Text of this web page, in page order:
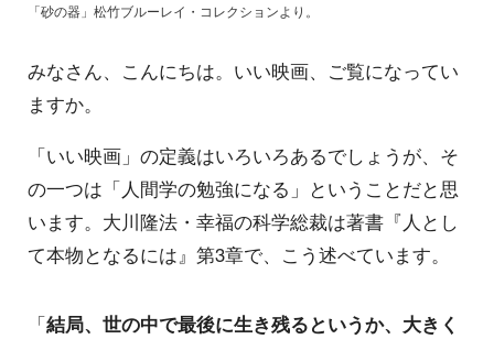
「砂の器」松竹ブルーレイ・コレクションより。
みなさん、こんにちは。いい映画、ご覧になってい
ますか。
「いい映画」の定義はいろいろあるでしょうが、そ
の一つは「人間学の勉強になる」ということだと思
います。大川隆法・幸福の科学総裁は著書『人とし
て本物となるには』第3章で、こう述べています。
「結局、世の中で最後に生き残るというか、大きく